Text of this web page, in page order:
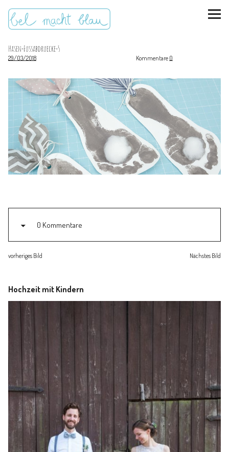
instagram
pinterestbloglovin
Malen + basteln
Feste feiern
Kinderzimmer
Mathe für Mamas
Hasen-Fussabdruecke-5
29/03/2018 Kommentare 0
0 Kommentare
Nächstes Bild
vorheriges Bild
Hochzeit mit Kindern